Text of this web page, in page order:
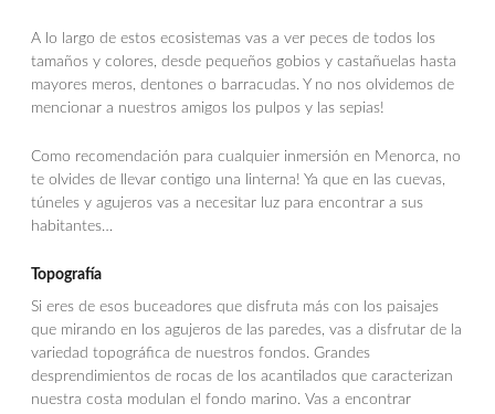
A lo largo de estos ecosistemas vas a ver peces de todos los
tamaños y colores, desde pequeños gobios y castañuelas hasta
mayores meros, dentones o barracudas. Y no nos olvidemos de
mencionar a nuestros amigos los pulpos y las sepias!
Como recomendación para cualquier inmersión en Menorca, no
te olvides de llevar contigo una linterna! Ya que en las cuevas,
túneles y agujeros vas a necesitar luz para encontrar a sus
habitantes…
Topografía
Si eres de esos buceadores que disfruta más con los paisajes
que mirando en los agujeros de las paredes, vas a disfrutar de la
variedad topográfica de nuestros fondos. Grandes
desprendimientos de rocas de los acantilados que caracterizan
nuestra costa modulan el fondo marino. Vas a encontrar